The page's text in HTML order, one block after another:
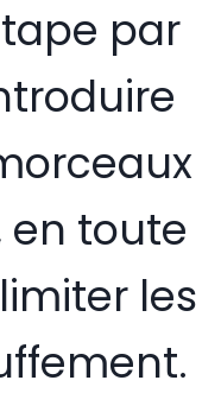
par
en toute
les